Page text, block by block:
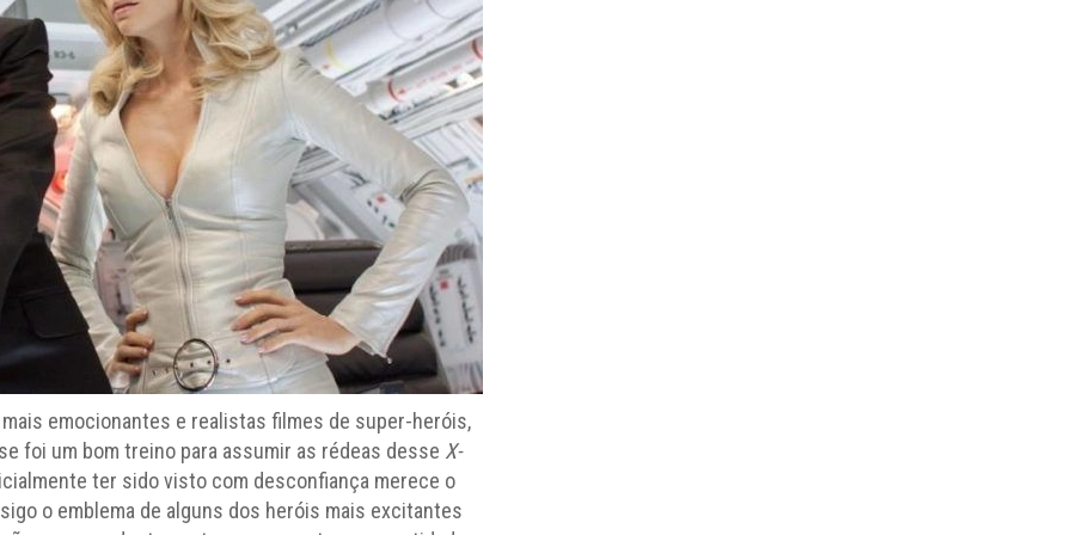
emocionantes e realistas filmes de super-heróis,
foi um bom treino para assumir as rédeas desse X-
ter sido visto com desconfiança merece o
o emblema de alguns dos heróis mais excitantes